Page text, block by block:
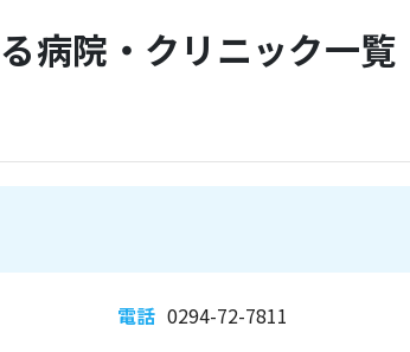
病院・クリニック一覧
電話 0294-72-7811